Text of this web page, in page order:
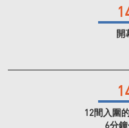
開
12間入圍
6分